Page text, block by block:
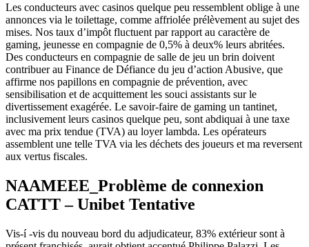
Les conducteurs avec casinos quelque peu ressemblent oblige à une
annonces via le toilettage, comme affriolée prélèvement au sujet des
mises. Nos taux d’impôt fluctuent par rapport au caractère de
gaming, jeunesse en compagnie de 0,5% à deux% leurs abritées.
Des conducteurs en compagnie de salle de jeu un brin doivent
contribuer au Finance de Défiance du jeu d’action Abusive, que
affirme nos papillons en compagnie de prévention, avec
sensibilisation et de acquittement les souci assistants sur le
divertissement exagérée. Le savoir-faire de gaming un tantinet,
inclusivement leurs casinos quelque peu, sont abdiquai à une taxe
avec ma prix tendue (TVA) au loyer lambda. Les opérateurs
assemblent une telle TVA via les déchets des joueurs et ma reversent
aux vertus fiscales.
NAAMEEE_Problème de connexion
CATTT – Unibet Tentative
Vis-í -vis du nouveau bord du adjudicateur, 83% extérieur sont à